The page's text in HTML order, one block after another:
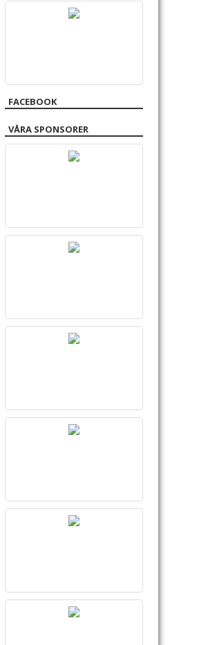
FACEBOOK
VÅRA SPONSORER